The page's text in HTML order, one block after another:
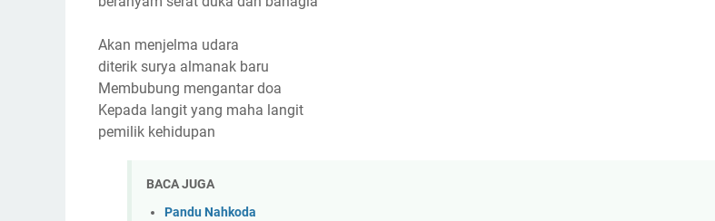
Akan menjelma udara
diterik surya almanak baru
Membubung mengantar doa
Kepada langit yang maha langit
pemilik kehidupan
BACA JUGA
Pandu Nahkoda